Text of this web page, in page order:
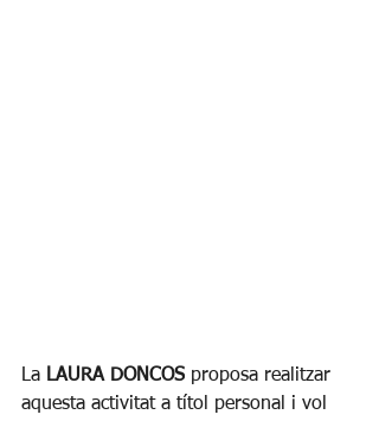
La LAURA DONCOS proposa realitzar
aquesta activitat a títol personal i vol